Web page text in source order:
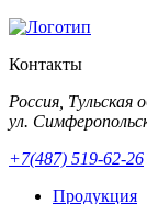
Контакты
Россия, Тульская
ул.
+7(487) 519-62-26
Продукция